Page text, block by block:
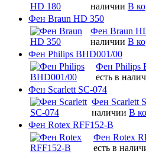
наличии В
Фен Braun HD 350
Фен Braun
наличии В
Фен Philips BHD001/00
Фен Philips
есть в
Фен Scarlett SC-074
Фен Scarlett
наличии В
Фен Rotex RFF152-B
Фен Rotex
есть в